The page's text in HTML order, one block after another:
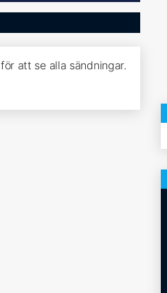
för att se alla sändningar.